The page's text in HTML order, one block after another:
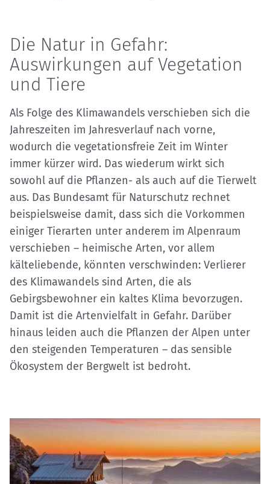
Die Natur in Gefahr:
Auswirkungen auf Vegetation
und Tiere
Als Folge des Klimawandels verschieben sich die
Jahreszeiten im Jahresverlauf nach vorne,
wodurch die vegetationsfreie Zeit im Winter
immer kürzer wird. Das wiederum wirkt sich
sowohl auf die Pflanzen- als auch auf die Tierwelt
aus. Das Bundesamt für Naturschutz rechnet
beispielsweise damit, dass sich die Vorkommen
einiger Tierarten unter anderem im Alpenraum
verschieben – heimische Arten, vor allem
kälteliebende, könnten verschwinden: Verlierer
des Klimawandels sind Arten, die als
Gebirgsbewohner ein kaltes Klima bevorzugen.
Damit ist die Artenvielfalt in Gefahr. Darüber
hinaus leiden auch die Pflanzen der Alpen unter
den steigenden Temperaturen – das sensible
Ökosystem der Bergwelt ist bedroht.